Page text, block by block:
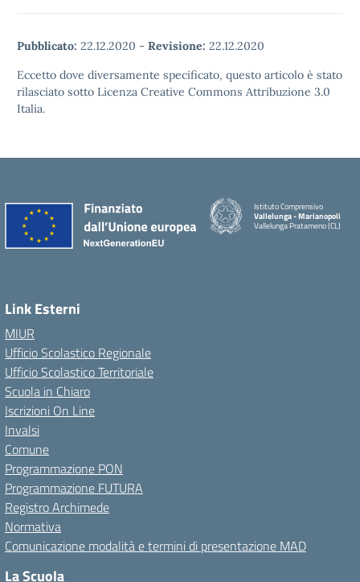
Pubblicato: 22.12.2020 - Revisione: 22.12.2020
Eccetto dove diversamente specificato, questo articolo è stato
rilasciato sotto Licenza Creative Commons Attribuzione 3.0
Italia.
Istituto Comprensivo
Vallelunga - Marianopoli
Vallelunga Pratameno (CL)
Link Esterni
MIUR
Ufficio Scolastico Regionale
Ufficio Scolastico Territoriale
Scuola in Chiaro
Iscrizioni On Line
Invalsi
Comune
Programmazione PON
Programmazione FUTURA
Registro Archimede
Normativa
Comunicazione modalità e termini di presentazione MAD
La Scuola